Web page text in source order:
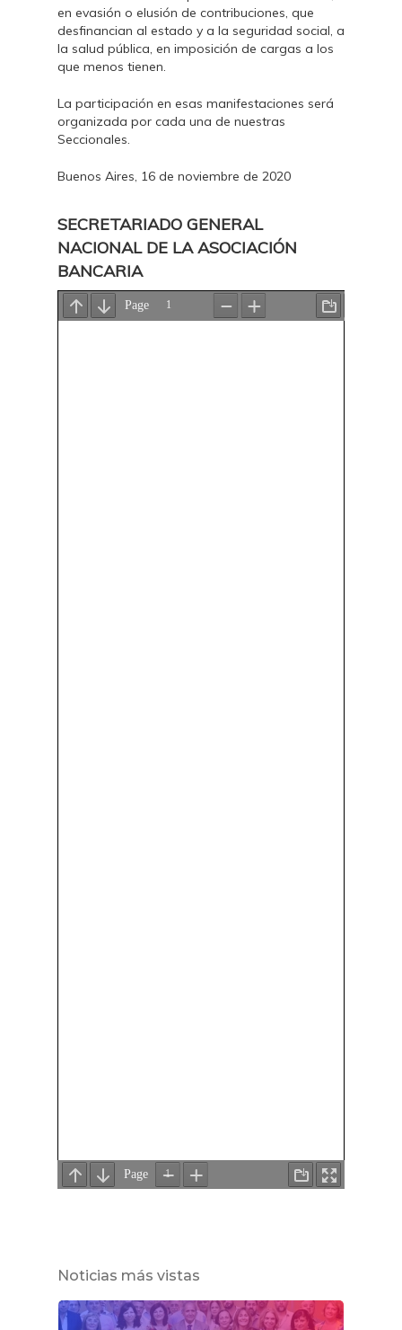
en evasión o elusión de contribuciones, que
desfinancian al estado y a la seguridad social, a
la salud pública, en imposición de cargas a los
que menos tienen.
La participación en esas manifestaciones será
organizada por cada una de nuestras
Seccionales.
Buenos Aires, 16 de noviembre de 2020
SECRETARIADO GENERAL
NACIONAL DE LA ASOCIACIÓN
BANCARIA
Noticias más vistas